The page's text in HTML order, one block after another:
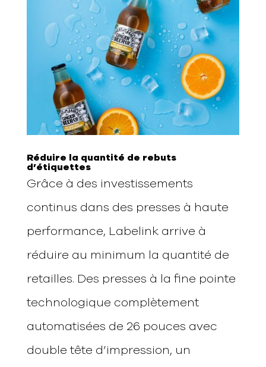
Réduire la quantité de rebuts
d’étiquettes
Grâce à des investissements
continus dans des presses à haute
performance, Labelink arrive à
réduire au minimum la quantité de
retailles. Des presses à la fine pointe
technologique complètement
automatisées de 26 pouces avec
double tête d’impression, un